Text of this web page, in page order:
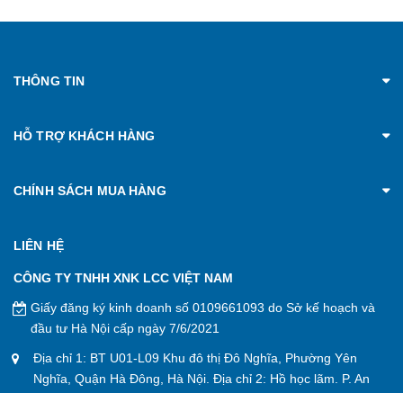
THÔNG TIN
HỖ TRỢ KHÁCH HÀNG
CHÍNH SÁCH MUA HÀNG
LIÊN HỆ
CÔNG TY TNHH XNK LCC VIỆT NAM
Giấy đăng ký kinh doanh số 0109661093 do Sở kế hoạch và
đầu tư Hà Nội cấp ngày 7/6/2021
Địa chỉ 1: BT U01-L09 Khu đô thị Đô Nghĩa, Phường Yên
Nghĩa, Quận Hà Đông, Hà Nội. Địa chỉ 2: Hồ học lãm. P. An